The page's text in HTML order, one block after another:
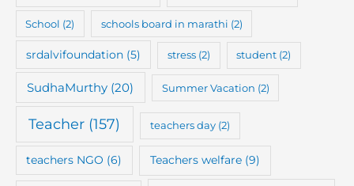
School (2) schools board in marathi (2)
srdalvifoundation (5) stress (2) student (2)
SudhaMurthy (20) Summer Vacation (2)
Teacher (157) teachers day (2)
teachers NGO (6) Teachers welfare(9)